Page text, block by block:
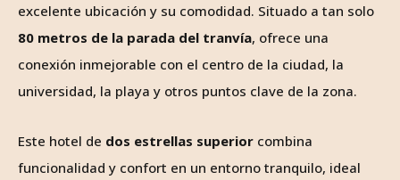
excelente ubicación y su comodidad. Situado a tan solo
80 metros de la parada del tranvía, ofrece una
conexión inmejorable con el centro de la ciudad, la
universidad, la playa y otros puntos clave de la zona.
Este hotel de dos estrellas superior combina
funcionalidad y confort en un entorno tranquilo, ideal